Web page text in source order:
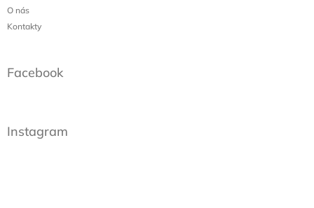
O nás
Kontakty
Facebook
Instagram